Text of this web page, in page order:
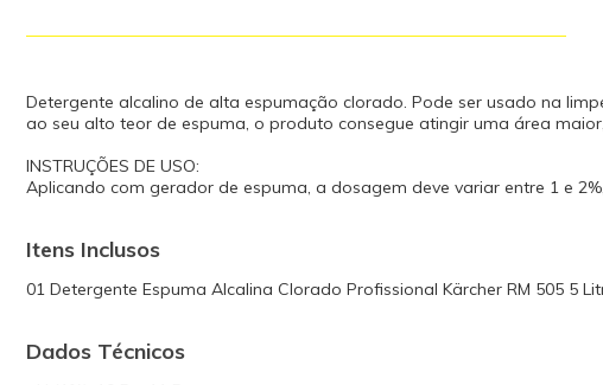
Detergente alcalino de alta espumação clorado. Pode ser usado na
ao seu alto teor de espuma, o produto consegue atingir uma área
INSTRUÇÕES DE USO:
Aplicando com gerador de espuma, a dosagem deve variar entre 1 e
Itens Inclusos
01 Detergente Espuma Alcalina Clorado Profissional Kärcher RM 505 5
Dados Técnicos